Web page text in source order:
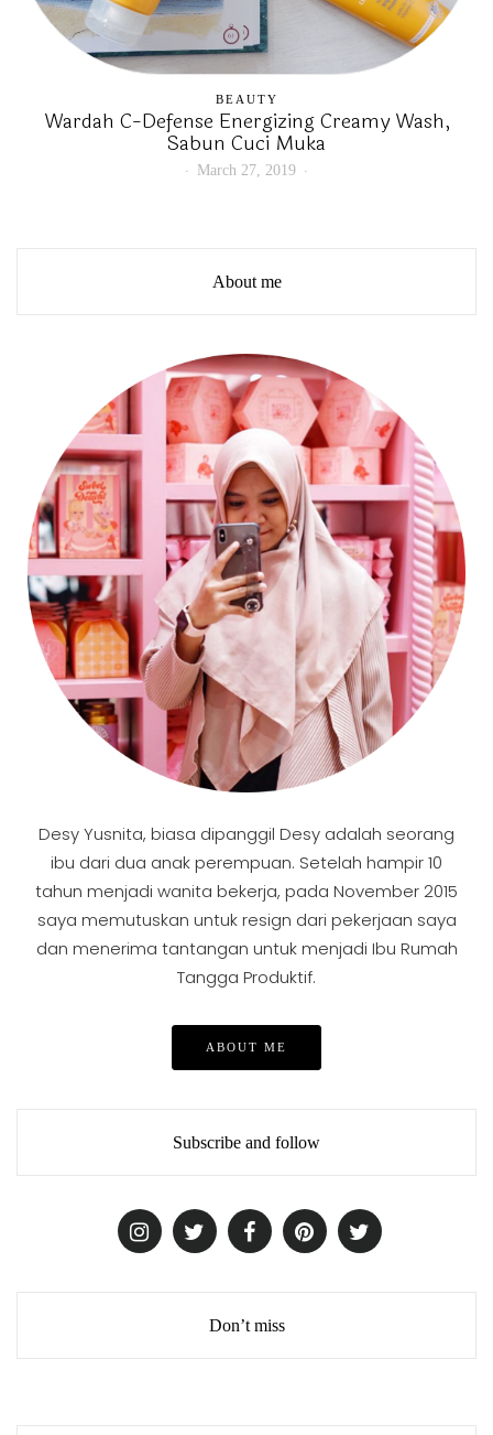
BEAUTY
Wardah C-Defense Energizing Creamy Wash,
Sabun Cuci Muka
March 27, 2019
About me
Desy Yusnita, biasa dipanggil Desy adalah seorang
ibu dari dua anak perempuan. Setelah hampir 10
tahun menjadi wanita bekerja, pada November 2015
saya memutuskan untuk resign dari pekerjaan saya
dan menerima tantangan untuk menjadi Ibu Rumah
Tangga Produktif.
ABOUT ME
Subscribe and follow
Don’t miss